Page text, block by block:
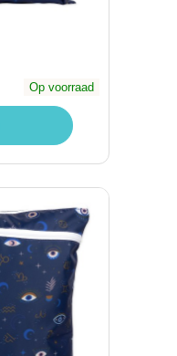
Op voorraad